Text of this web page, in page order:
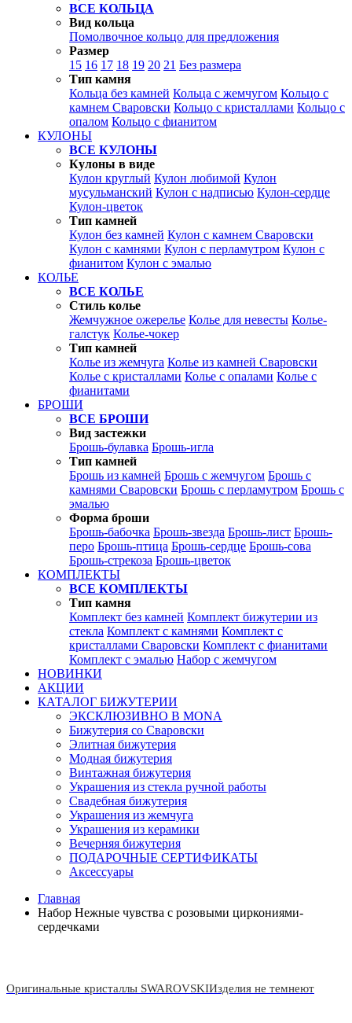
ВСЕ КОЛЬЦА
Вид кольца
Помолвочное кольцо для предложения
Размер
15 16 17 18 19 20 21 Без размера
Тип камня
Кольца без камней Кольца с жемчугом Кольцо с
камнем Сваровски Кольцо с кристаллами Кольцо с
опалом Кольцо с фианитом
КУЛОНЫ
ВСЕ КУЛОНЫ
Кулоны в виде
Кулон круглый Кулон любимой Кулон
мусульманский Кулон с надписью Кулон-сердце
Кулон-цветок
Тип камней
Кулон без камней Кулон с камнем Сваровски
Кулон с камнями Кулон с перламутром Кулон с
фианитом Кулон с эмалью
КОЛЬЕ
ВСЕ КОЛЬЕ
Стиль колье
Жемчужное ожерелье Колье для невесты Колье-
галстук Колье-чокер
Тип камней
Колье из жемчуга Колье из камней Сваровски
Колье с кристаллами Колье с опалами Колье с
фианитами
БРОШИ
ВСЕ БРОШИ
Вид застежки
Брошь-булавка Брошь-игла
Тип камней
Брошь из камней Брошь с жемчугом Брошь с
камнями Сваровски Брошь с перламутром Брошь с
эмалью
Форма броши
Брошь-бабочка Брошь-звезда Брошь-лист Брошь-
перо Брошь-птица Брошь-сердце Брошь-сова
Брошь-стрекоза Брошь-цветок
КОМПЛЕКТЫ
ВСЕ КОМПЛЕКТЫ
Тип камня
Комплект без камней Комплект бижутерии из
стекла Комплект с камнями Комплект с
кристаллами Сваровски Комплект с фианитами
Комплект с эмалью Набор с жемчугом
НОВИНКИ
АКЦИИ
КАТАЛОГ БИЖУТЕРИИ
ЭКСКЛЮЗИВНО В MONA
Бижутерия со Сваровски
Элитная бижутерия
Модная бижутерия
Винтажная бижутерия
Украшения из стекла ручной работы
Свадебная бижутерия
Украшения из жемчуга
Украшения из керамики
Вечерняя бижутерия
ПОДАРОЧНЫЕ СЕРТИФИКАТЫ
Аксессуары
Главная
Набор Нежные чувства с розовыми циркониями-
сердечками
Оригинальные кристаллы SWAROVSKIИзделия не темнеют